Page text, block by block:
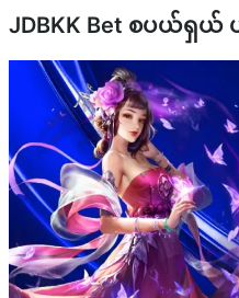
JDBKK Bet စပယ်ရှယ် ပ